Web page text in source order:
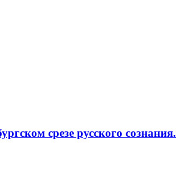
срезе русского сознания.